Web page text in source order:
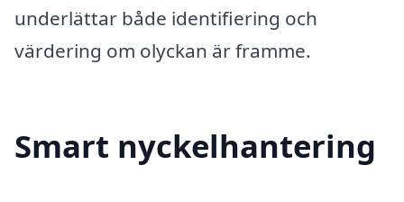
underlättar både identifiering och
värdering om olyckan är framme.
Smart nyckelhantering